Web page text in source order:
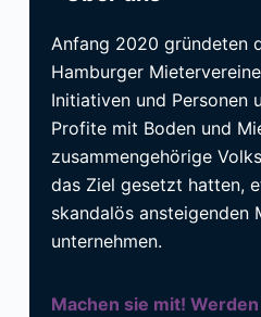
Anfang 2020 gründeten
Hamburger
Initiativen und Personen
Profite mit Boden und
zusammengehörige
das Ziel gesetzt hatten,
skandalös ansteigenden
unternehmen.
Machen sie mit!